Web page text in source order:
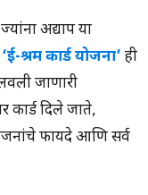
अद्याप या
श्रम कार्ड योजना’ ही
जाणारी
दिले जाते,
फायदे आणि सर्व